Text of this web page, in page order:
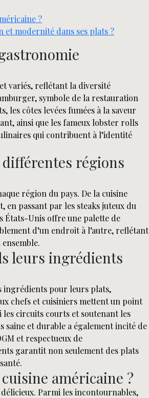
?
modernité dans ses plats ?
variés, reflétant la diversité
symbole de la restauration
les côtes levées fumées à la saveur
ainsi que les fameux lobster rolls
qui contribuent à l’identité
régions
région du pays. De la cuisine
en passant par les steaks juteux du
États-Unis offre une palette de
d’un endroit à l’autre, reflétant
leurs ingrédients
ingrédients pour leurs plats,
chefs et cuisiniers mettent un point
les circuits courts et soutenant les
et durable a également incité de
et respectueux de
garantit non seulement des plats
américaine ?
Parmi les incontournables,